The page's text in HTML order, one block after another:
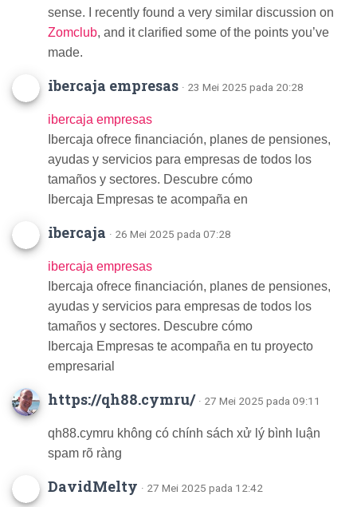
sense. I recently found a very similar discussion on
Zomclub, and it clarified some of the points you’ve
made.
ibercaja empresas · 23 Mei 2025 pada 20:28
ibercaja empresas
Ibercaja ofrece financiación, planes de pensiones,
ayudas y servicios para empresas de todos los
tamaños y sectores. Descubre cómo
Ibercaja Empresas te acompaña en
ibercaja · 26 Mei 2025 pada 07:28
ibercaja empresas
Ibercaja ofrece financiación, planes de pensiones,
ayudas y servicios para empresas de todos los
tamaños y sectores. Descubre cómo
Ibercaja Empresas te acompaña en tu proyecto
empresarial
https://qh88.cymru/ · 27 Mei 2025 pada 09:11
qh88.cymru không có chính sách xử lý bình luận
spam rõ ràng
DavidMelty · 27 Mei 2025 pada 12:42